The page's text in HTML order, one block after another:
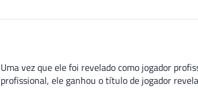
Uma vez que ele foi revelado como jogador
profissional, ele ganhou o título de jogador